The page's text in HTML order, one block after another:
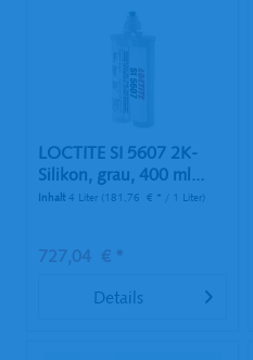
LOCTITE SI 5607 2K-
Silikon, grau, 400 ml...
Inhalt4 Liter (181,76 € * / 1 Liter)
727,04 € *
Details